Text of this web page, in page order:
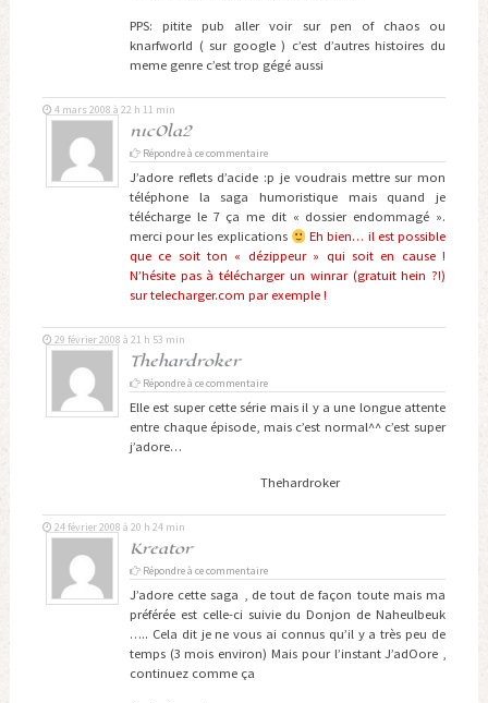
PPS: pitite pub aller voir sur pen of chaos ou
knarfworld ( sur google ) c’est d’autres histoires du
meme genre c’est trop gégé aussi
n1c0la2
4 mars 2008 à 22 h 11 min
Répondre à ce commentaire
J’adore reflets d’acide :p je voudrais mettre sur mon
téléphone la saga humoristique mais quand je
télécharge le 7 ça me dit « dossier endommagé ».
merci pour les explications
Eh bien… il est possible
que ce soit ton « dézippeur » qui soit en cause !
N’hésite pas à télécharger un winrar (gratuit hein ?!)
sur telecharger.com par exemple !
Thehardroker
29 février 2008 à 21 h 53 min
Répondre à ce commentaire
Elle est super cette série mais il y a une longue attente
entre chaque épisode, mais c’est normal^^ c’est super
j’adore…
Thehardroker
Kreator
24 février 2008 à 20 h 24 min
Répondre à ce commentaire
J’adore cette saga , de tout de façon toute mais ma
préférée est celle-ci suivie du Donjon de Naheulbeuk
….. Cela dit je ne vous ai connus qu’il y a très peu de
temps (3 mois environ) Mais pour l’instant J’adOore ,
continuez comme ça